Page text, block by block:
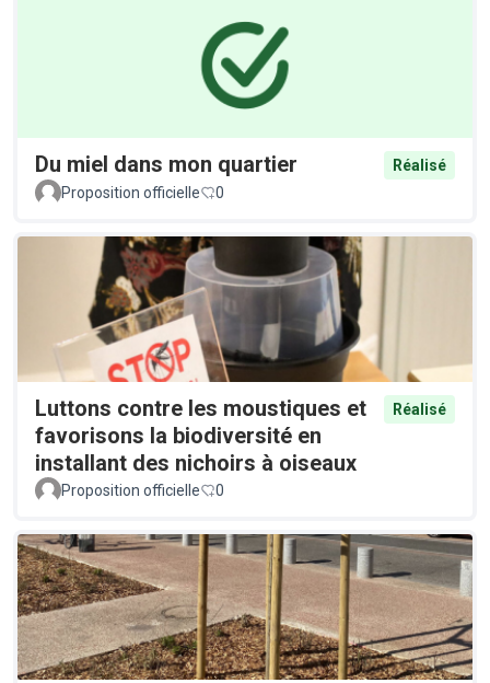
Du miel dans mon quartier
Réalisé
Proposition officielle
0
Luttons contre les moustiques et
favorisons la biodiversité en
installant des nichoirs à oiseaux
Réalisé
Proposition officielle 0